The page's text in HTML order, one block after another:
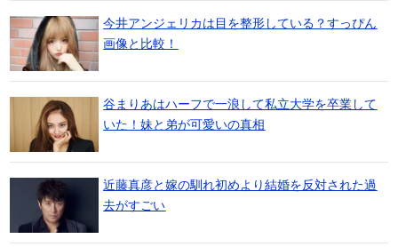
今井アンジェリカは目を整形している？すっぴん
画像と比較！
谷まりあはハーフで一浪して私立大学を卒業して
いた！妹と弟が可愛いの真相
近藤真彦と嫁の馴れ初めより結婚を反対された過
去がすごい